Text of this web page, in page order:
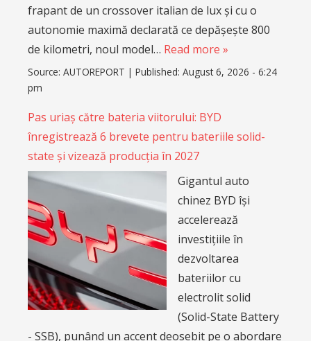
frapant de un crossover italian de lux și cu o
autonomie maximă declarată ce depășește 800
de kilometri, noul model… Read more »
Source: AUTOREPORT | Published: August 6, 2026 - 6:24
pm
Pas uriaș către bateria viitorului: BYD
înregistrează 6 brevete pentru bateriile solid-
state și vizează producția în 2027
Gigantul auto
chinez BYD își
accelerează
investițiile în
dezvoltarea
bateriilor cu
electrolit solid
(Solid-State Battery
- SSB), punând un accent deosebit pe o abordare